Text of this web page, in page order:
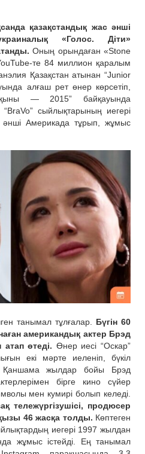
қазақстандық жас әнші
«Голос. Діти»
Оның орындаған «Stone
те 84 миллион қаралым
Қазақстан атынан “Junior
алғаш рет өнер көрсетіп,
— 2015” байқауында
сыйлықтарының иегері
әнші Америкада тұрып, жұмыс
танымал тұлғалар. Бүгін 60
американдық актер Брэд
өтеді. Өнер иесі “Оскар”
екі мәрте иеленіп, бүкіл
жылдар бойы Брэд
бірге кино сүйер
мен кумирі болып келеді.
тележүргізушісі, продюсер
46 жасқа толды. Көптеген
иегері 1997 жылдан
жұмыс істейді. Ең танымал